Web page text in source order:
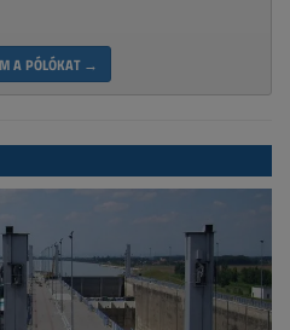
A PÓLÓKAT →